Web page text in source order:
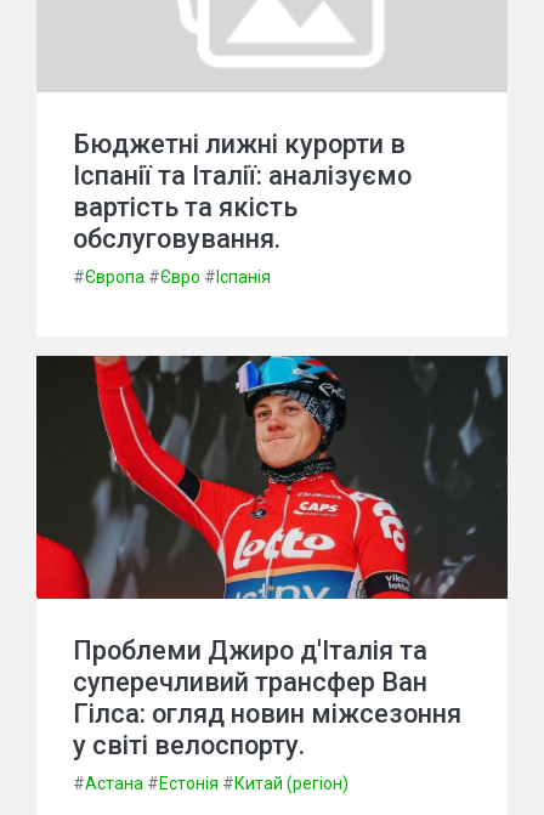
Бюджетні лижні курорти в
Іспанії та Італії: аналізуємо
вартість та якість
обслуговування.
#Європа #Євро # Іспанія
Проблеми Джиро д'Італія та
суперечливий трансфер Ван
Гілса: огляд новин міжсезоння
у світі велоспорту.
#Астана #Естонія #Китай (регіон)